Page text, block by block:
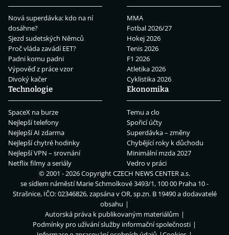
Nová superdávka: kdo na ní
dosáhne?
Sjezd sudetských Němců
Proč vláda zavádí EET?
Padni komu padni
Výpověď z práce vzor
Divoký kačer
MMA
Fotbal 2026/27
Hokej 2026
Tenis 2026
F1 2026
Atletika 2026
Cyklistika 2026
Technologie
SpaceX na burze
Nejlepší telefony
Nejlepší AI zdarma
Nejlepší chytré hodinky
Nejlepší VPN – srovnání
Netflix filmy a seriály
Ekonomika
Temu a clo
Spořicí účty
Superdávka – změny
Chybějící roky k důchodu
Minimální mzda 2027
Vedro v práci
© 2001 - 2026 CopyrightCZECH NEWS CENTER a.s.
se sídlem náměstí Marie Schmolkové 3493/1, 100 00 Praha 10 -
Strašnice, IČO: 02346826, zapsána v OR, sp.zn. B 19490 a dodavatelé
obsahu
Autorská práva k publikovaným materiálům
Podmínky pro užívání služby informační společnosti